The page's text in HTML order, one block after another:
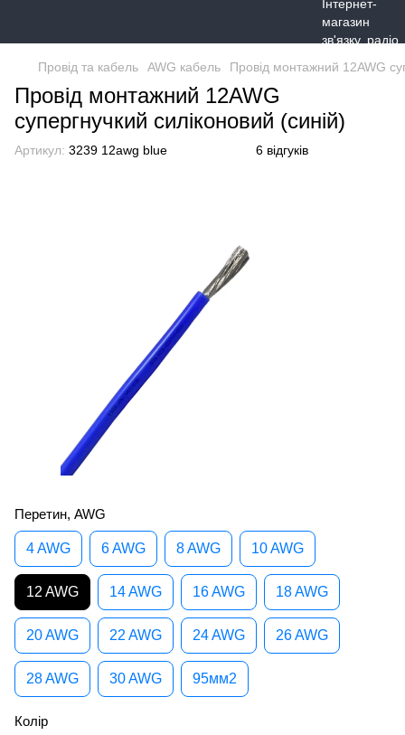
Провід та кабель AWG кабель Провід монтажний 12AWG
Провід монтажний 12AWG
супергнучкий силіконовий (синій)
Артикул: 3239 12awg blue 6 відгуків
Перетин, AWG
4 AWG 6 AWG 8 AWG 10 AWG
12 AWG 14 AWG 16 AWG 18 AWG
20 AWG 22 AWG 24 AWG 26 AWG
28 AWG 30 AWG 95мм2
Колір